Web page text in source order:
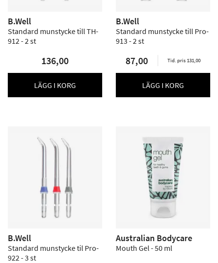
B.Well
Standard munstycke till TH-
912 - 2 st
136,00
LÄGG I KORG
B.Well
Standard munstycke till Pro-
913 - 2 st
87,00 Tid. pris 131,00
LÄGG I KORG
B.Well
Standard munstycke til Pro-
922 - 3 st
Australian Bodycare
Mouth Gel - 50 ml